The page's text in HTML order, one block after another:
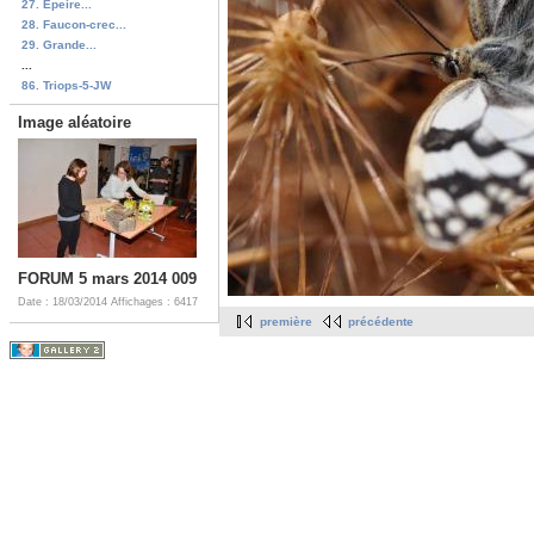
27. Epeire...
28. Faucon-crec...
29. Grande...
86. Triops-5-JW
Image aléatoire
FORUM 5 mars 2014 009
Date : 18/03/2014 Affichages : 6417
première précédente